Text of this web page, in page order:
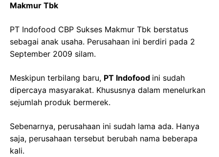
Makmur Tbk
PT Indofood CBP Sukses Makmur Tbk berstatus
sebagai anak usaha. Perusahaan ini berdiri pada 2
September 2009 silam.
Meskipun terbilang baru, PT Indofood ini sudah
dipercaya masyarakat. Khususnya dalam menelurkan
sejumlah produk bermerek.
Sebenarnya, perusahaan ini sudah lama ada. Hanya
saja, perusahaan tersebut berubah nama beberapa
kali.